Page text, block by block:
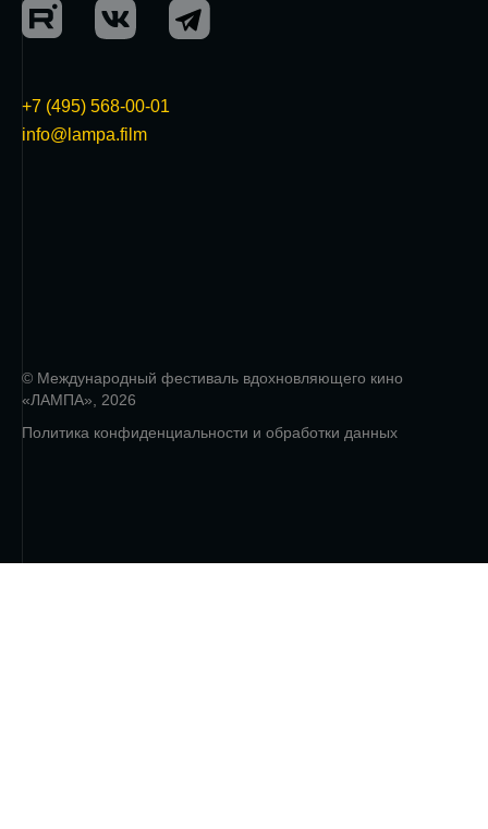
+7 (495) 568-00-01
info@lampa.film
© Международный фестиваль вдохновляющего кино
«ЛАМПА», 2026
Политика конфиденциальности и обработки данных